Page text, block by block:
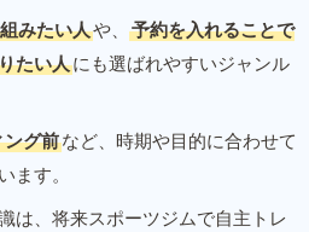
みたい人や、
予約を入れることで
たい人にも選ばれやすいジャンル
ング前など、時期や目的に合わせて
ます。
は、将来スポーツジムで自主トレ